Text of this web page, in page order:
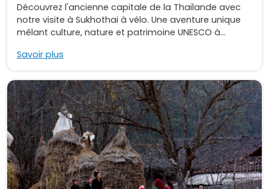
Découvrez l'ancienne capitale de la Thaïlande avec
notre visite à Sukhothai à vélo. Une aventure unique
mêlant culture, nature et patrimoine UNESCO à...
Savoir plus